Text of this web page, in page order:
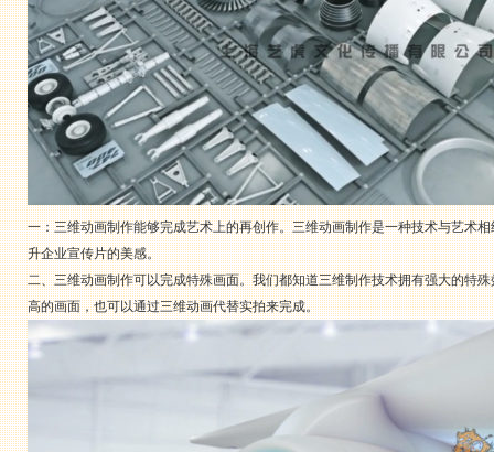
一：三维动画制作能够完成艺术上的再创作。三维动画制作是一种技术与艺术
升企业宣传片的美感。
二、三维动画制作可以完成特殊画面。我们都知道三维制作技术拥有强大的特
高的画面，也可以通过三维动画代替实拍来完成。